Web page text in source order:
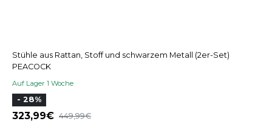
Stühle aus Rattan, Stoff und schwarzem Metall (2er-Set)
PEACOCK
Auf Lager 1 Woche
- 28%
323,99 449,99